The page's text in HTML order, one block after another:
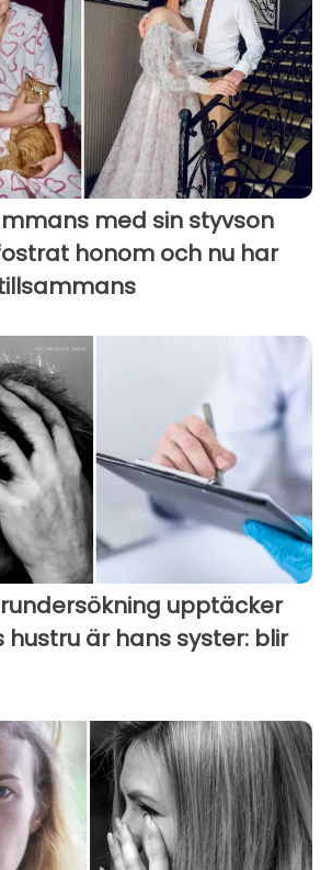
med sin styvson
honom och nu har
upptäcker
är hans syster: blir